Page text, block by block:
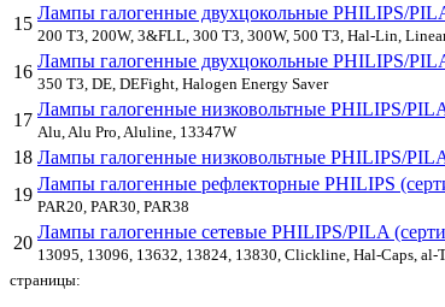
15
Лампы галогенные двухцокольные PHILIPS/
200 T3, 200W, 3&FLL, 300 T3, 300W, 500 T3, Hal-Lin,
16
Лампы галогенные двухцокольные PHILIPS/
350 T3, DE, DEFight, Halogen Energy Saver
17
Лампы галогенные низковольтные PHILIPS/
Alu, Alu Pro, Aluline, 13347W
18 Лампы галогенные низковольтные PHILIPS/
19
Лампы галогенные рефлекторные PHILIPS
PAR20, PAR30, PAR38
20
Лампы галогенные сетевые PHILIPS/PILA
13095, 13096, 13632, 13824, 13830, Clickline, Hal-Caps,
страницы: